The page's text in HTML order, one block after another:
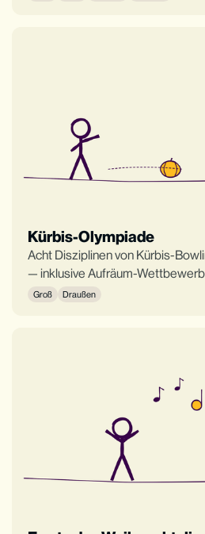
Kürbis-Olympiade
Acht Disziplinen von Kürbis-
— inklusive Aufräum-
Groß Draußen